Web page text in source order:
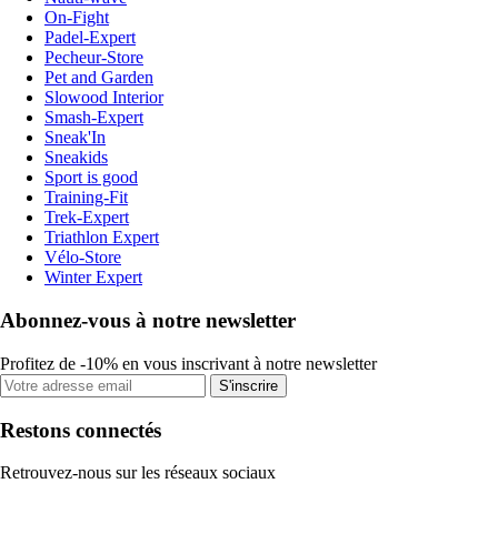
On-Fight
Padel-Expert
Pecheur-Store
Pet and Garden
Slowood Interior
Smash-Expert
Sneak'In
Sneakids
Sport is good
Training-Fit
Trek-Expert
Triathlon Expert
Vélo-Store
Winter Expert
Abonnez-vous à notre newsletter
Profitez de -10% en vous inscrivant à notre newsletter
S'inscrire
Restons connectés
Retrouvez-nous sur les réseaux sociaux